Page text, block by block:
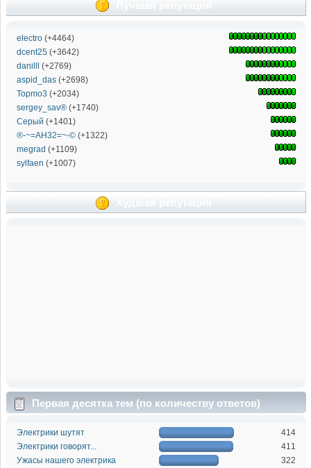
electro(+4464)
dcent25(+3642)
danilll
(+2769)
aspid_das(+2698)
Topmo3 (+2034)
sergey_sav®(+1740)
Серый (+1401)
®-~=АН32=~-©(+1322)
megrad (+1109)
sylfaen (+1007)
Первая десятка тем (по количеству ответов)
Электрики шутят
414
Электрики говорят...
411
Ужасы нашего электрика
322